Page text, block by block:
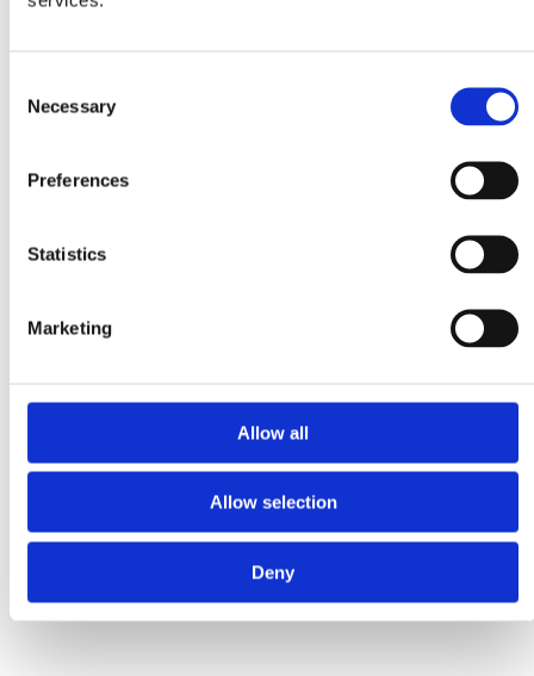
Selection
Necessary
Preferences
Statistics
Marketing
Allow all
Allow selection
Deny